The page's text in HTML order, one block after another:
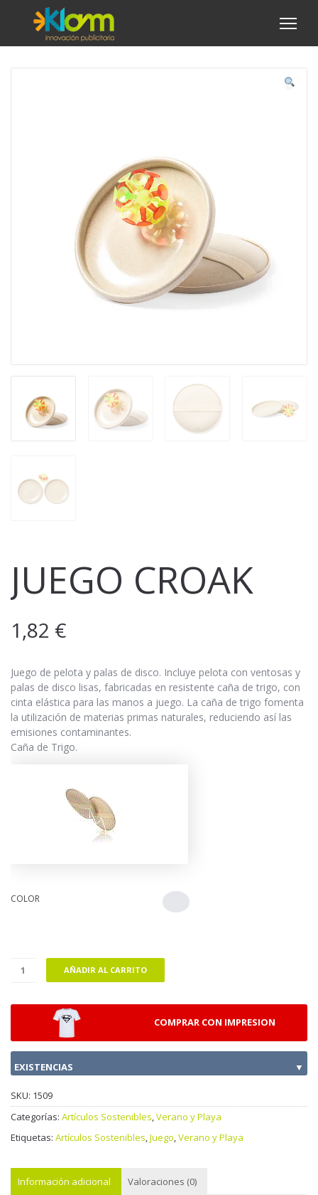
JUEGO CROAK
1,82 €
Juego de pelota y palas de disco. Incluye pelota con ventosas y
palas de disco lisas, fabricadas en resistente caña de trigo, con
cinta elástica para las manos a juego. La caña de trigo fomenta
la utilización de materias primas naturales, reduciendo así las
emisiones contaminantes.
Caña de Trigo.
COLOR
AÑADIR AL CARRITO
COMPRAR CON IMPRESION
EXISTENCIAS ▼
SKU: 1509
Categorías: Artículos Sostenibles,Verano y Playa
Etiquetas: Artículos Sostenibles,Juego,Verano y Playa
Información adicional Valoraciones (0)